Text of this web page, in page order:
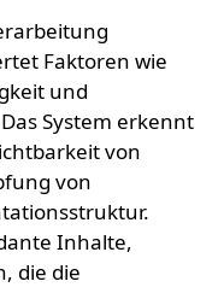
Faktoren wie
und
System erkennt
von
von
Inhalte,
die die